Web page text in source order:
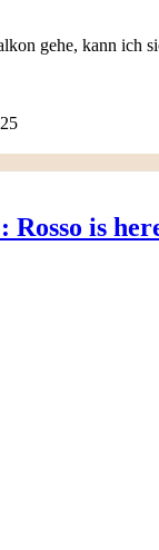
gehe, kann ich
Rosso is